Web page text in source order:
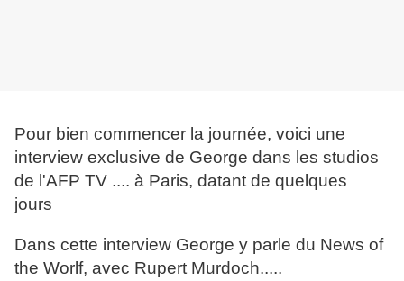
Pour bien commencer la journée, voici une
interview exclusive de George dans les studios
de l'AFP TV .... à Paris, datant de quelques
jours
Dans cette interview George y parle du News of
the Worlf, avec Rupert Murdoch.....